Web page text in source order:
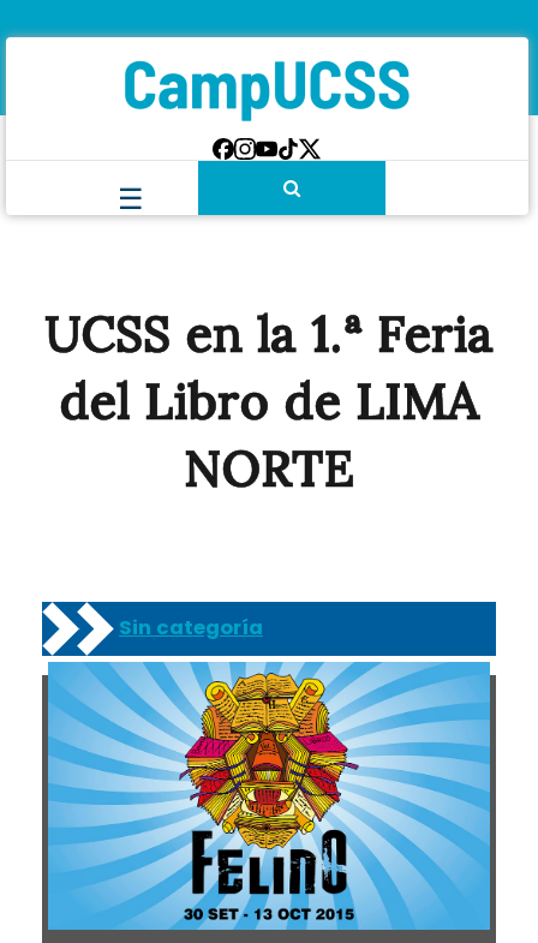
UCSS en la 1.ª Feria
del Libro de LIMA
NORTE
Sin categoría